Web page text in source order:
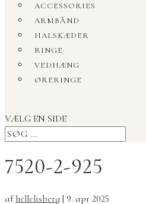
ACCESSORIES
ARMBÅND
HALSKÆDER
RINGE
VEDHÆNG
ØRERINGE
VÆLG EN SIDE
7520-2-925
afhellelisberg | 9. apr 2025